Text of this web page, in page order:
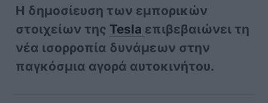
Η δημοσίευση των εμπορικών
στοιχείων της Tesla επιβεβαιώνει τη
νέα ισορροπία δυνάμεων στην
παγκόσμια αγορά αυτοκινήτου.